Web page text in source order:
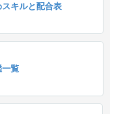
キルと配合表
一覧